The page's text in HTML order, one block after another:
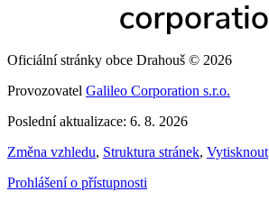
Oficiální stránky obce Drahouš © 2026
Provozovatel Galileo Corporation s.r.o.
Poslední aktualizace: 6. 8. 2026
Změna vzhledu, Struktura stránek, Vytisknout
Prohlášení o přístupnosti